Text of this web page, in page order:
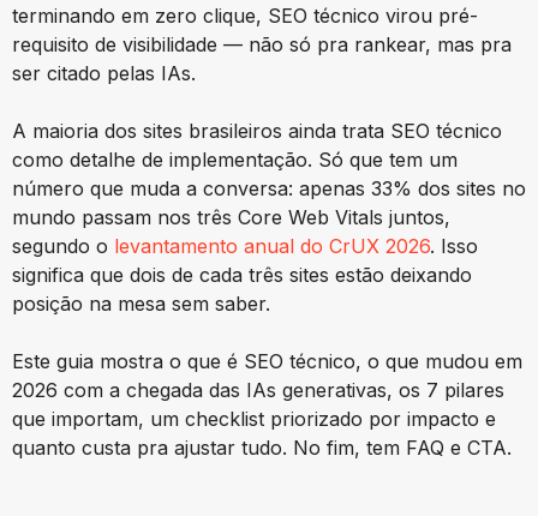
terminando em zero clique, SEO técnico virou pré-
requisito de visibilidade — não só pra rankear, mas pra
ser citado pelas IAs.
A maioria dos sites brasileiros ainda trata SEO técnico
como detalhe de implementação. Só que tem um
número que muda a conversa: apenas 33% dos sites no
mundo passam nos três Core Web Vitals juntos,
segundo o levantamento anual do CrUX 2026. Isso
significa que dois de cada três sites estão deixando
posição na mesa sem saber.
Este guia mostra o que é SEO técnico, o que mudou em
2026 com a chegada das IAs generativas, os 7 pilares
que importam, um checklist priorizado por impacto e
quanto custa pra ajustar tudo. No fim, tem FAQ e CTA.